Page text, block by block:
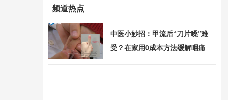
频道热点
中医小妙招：甲流后“刀片嗓”难
受？在家用0成本方法缓解咽痛